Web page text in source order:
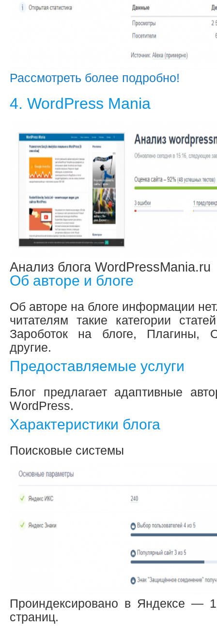
Рассмотреть более подробно!
4. WordPress Mania
Анализ блога WordPressMania.ru
Об авторе и блоге
Об авторе на блоге информации
читателям такие категории
Зароботок на блоге, Плагины,
другие.
Предоставляемые услуги
Блог предлагает адаптивные
WordPress.
Характеристики блога
Поисковые системы
Проиндексировано в Яндексе —
страниц.